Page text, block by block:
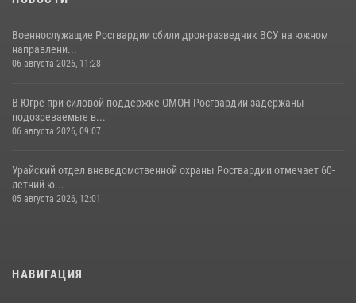
Военнослужащие Росгвардии сбили дрон-разведчик ВСУ на южном
направлени...
06 августа 2026, 11:28
В Югре при силовой поддержке ОМОН Росгвардии задержаны
подозреваемые в...
06 августа 2026, 09:07
Урайский отдел вневедомственной охраны Росгвардии отмечает 60-
летний ю...
05 августа 2026, 12:01
НАВИГАЦИЯ